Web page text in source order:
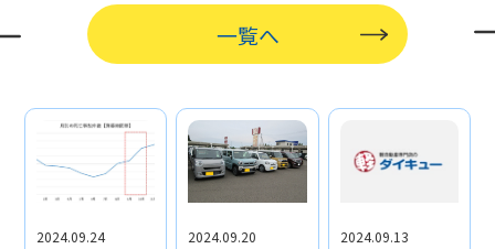
一覧へ
2024.09.24 2024.09.20 2024.09.13